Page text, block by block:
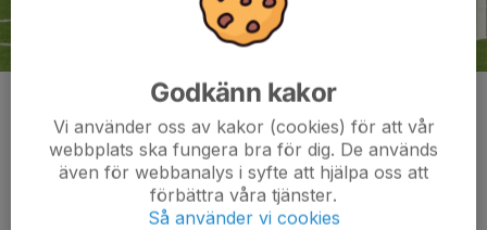
Godkänn kakor
Vi använder oss av kakor (cookies) för att vår
webbplats ska fungera bra för dig. De används
även för webbanalys i syfte att hjälpa oss att
förbättra våra tjänster.
Så använder vi cookies